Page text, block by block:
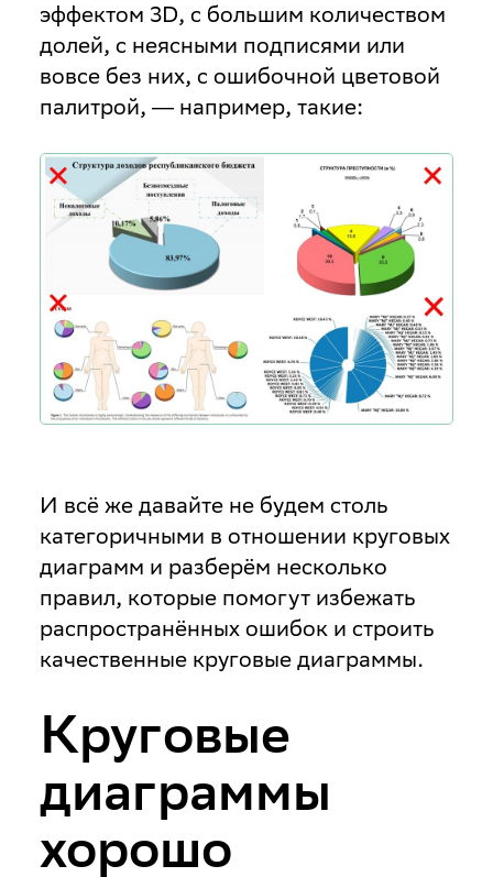
эффектом 3D, с большим количеством
долей, с неясными подписями или
вовсе без них, с ошибочной цветовой
палитрой, ― например, такие:
И всё же давайте не будем столь
категоричными в отношении круговых
диаграмм и разберём несколько
правил, которые помогут избежать
распространённых ошибок и строить
качественные круговые диаграммы.
Круговые
диаграммы
хорошо